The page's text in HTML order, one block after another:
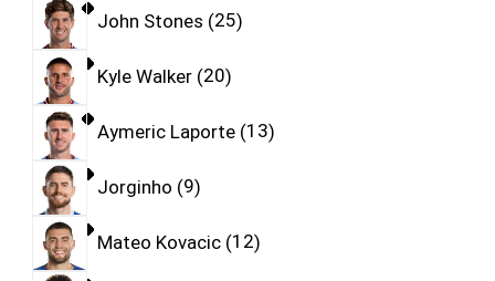
John Stones 25
Kyle Walker 20
Aymeric Laporte 13
Jorginho 9
Mateo Kovacic 12